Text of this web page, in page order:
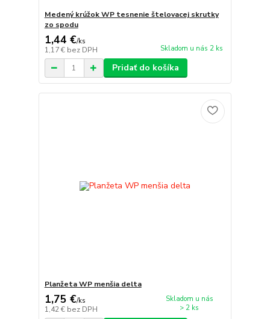
Medený krúžok WP tesnenie štelovacej skrutky
zo spodu
1,44 €/ks
1,17 € bez DPH Skladom u nás 2 ks
Pridať do košíka
Planžeta WP menšia delta
1,75 €/ks
1,42 € bez DPH
Skladom u nás
> 2 ks